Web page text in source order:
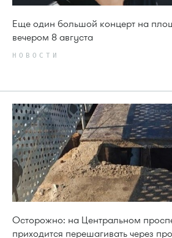
Еще один большой концерт на
вечером 8 августа
НОВОСТИ
Осторожно: на Центральном
приходится перешагивать через